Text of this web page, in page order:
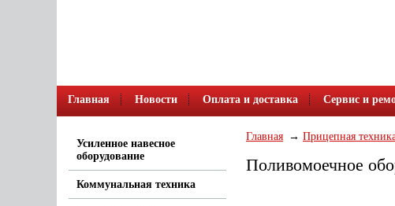
Главная Новости Оплата и доставка Сервис и
Главная Прицепная
Поливомоечное
Усиленное навесное
оборудование
Коммунальная техника